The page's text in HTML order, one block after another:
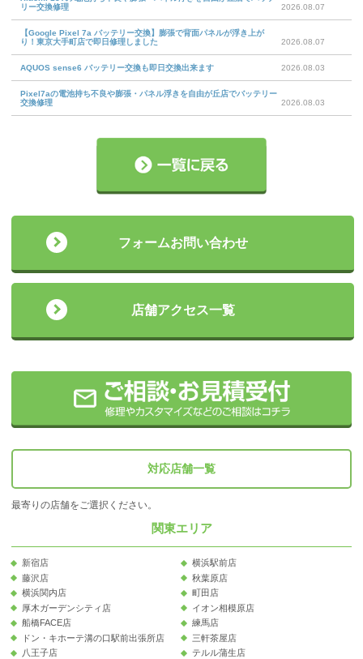
リー交換修理
2026.08.07
【Google Pixel 7a バッテリー交換】膨張で背面パネルが浮き上が
り！東京大手町店で即日修理しました
2026.08.07
AQUOS sense6 バッテリー交換も即日交換出来ます 2026.08.03
Pixel7aの電池持ち不良や膨張・パネル浮きを自由が丘店でバッテリー
交換修理
2026.08.03
フォームお問い合わせ
店舗アクセス一覧
対応店舗一覧
最寄りの店舗をご選択ください。
関東エリア
新宿店
横浜駅前店
藤沢店
秋葉原店
横浜関内店
町田店
厚木ガーデンシティ店
イオン相模原店
船橋FACE店
練馬店
ドン・キホーテ溝の口駅前出張所店
三軒茶屋店
八王子店
テルル蒲生店